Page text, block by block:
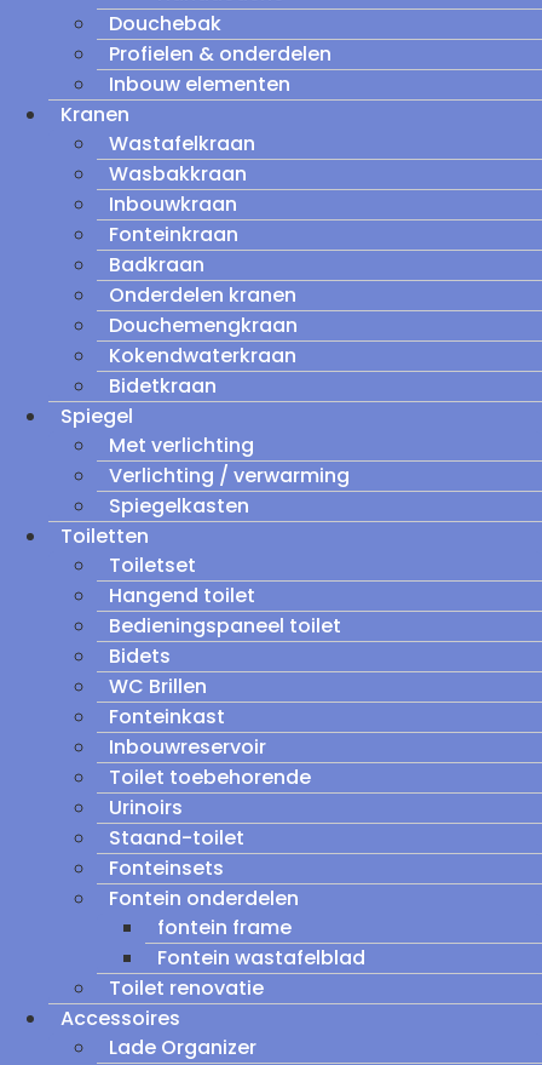
Douchebak
Profielen & onderdelen
Inbouw elementen
Kranen
Wastafelkraan
Wasbakkraan
Inbouwkraan
Fonteinkraan
Badkraan
Onderdelen kranen
Douchemengkraan
Kokendwaterkraan
Bidetkraan
Spiegel
Met verlichting
Verlichting / verwarming
Spiegelkasten
Toiletten
Toiletset
Hangend toilet
Bedieningspaneel toilet
Bidets
WC Brillen
Fonteinkast
Inbouwreservoir
Toilet toebehorende
Urinoirs
Staand-toilet
Fonteinsets
Fontein onderdelen
fontein frame
Fontein wastafelblad
Toilet renovatie
Accessoires
Lade Organizer